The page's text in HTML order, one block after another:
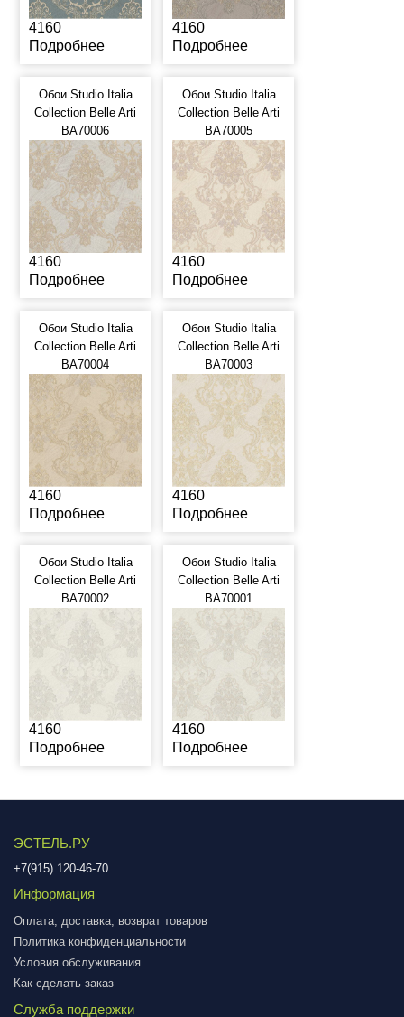
4160
Подробнее
4160
Подробнее
Обои Studio Italia
Collection Belle Arti
BA70006
4160
Подробнее
Обои Studio Italia
Collection Belle Arti
BA70005
4160
Подробнее
Обои Studio Italia
Collection Belle Arti
BA70004
4160
Подробнее
Обои Studio Italia
Collection Belle Arti
BA70003
4160
Подробнее
Обои Studio Italia
Collection Belle Arti
BA70002
4160
Подробнее
Обои Studio Italia
Collection Belle Arti
BA70001
4160
Подробнее
ЭСТЕЛЬ.РУ
+7(915) 120-46-70
Информация
Оплата, доставка, возврат товаров
Политика конфиденциальности
Условия обслуживания
Как сделать заказ
Служба поддержки